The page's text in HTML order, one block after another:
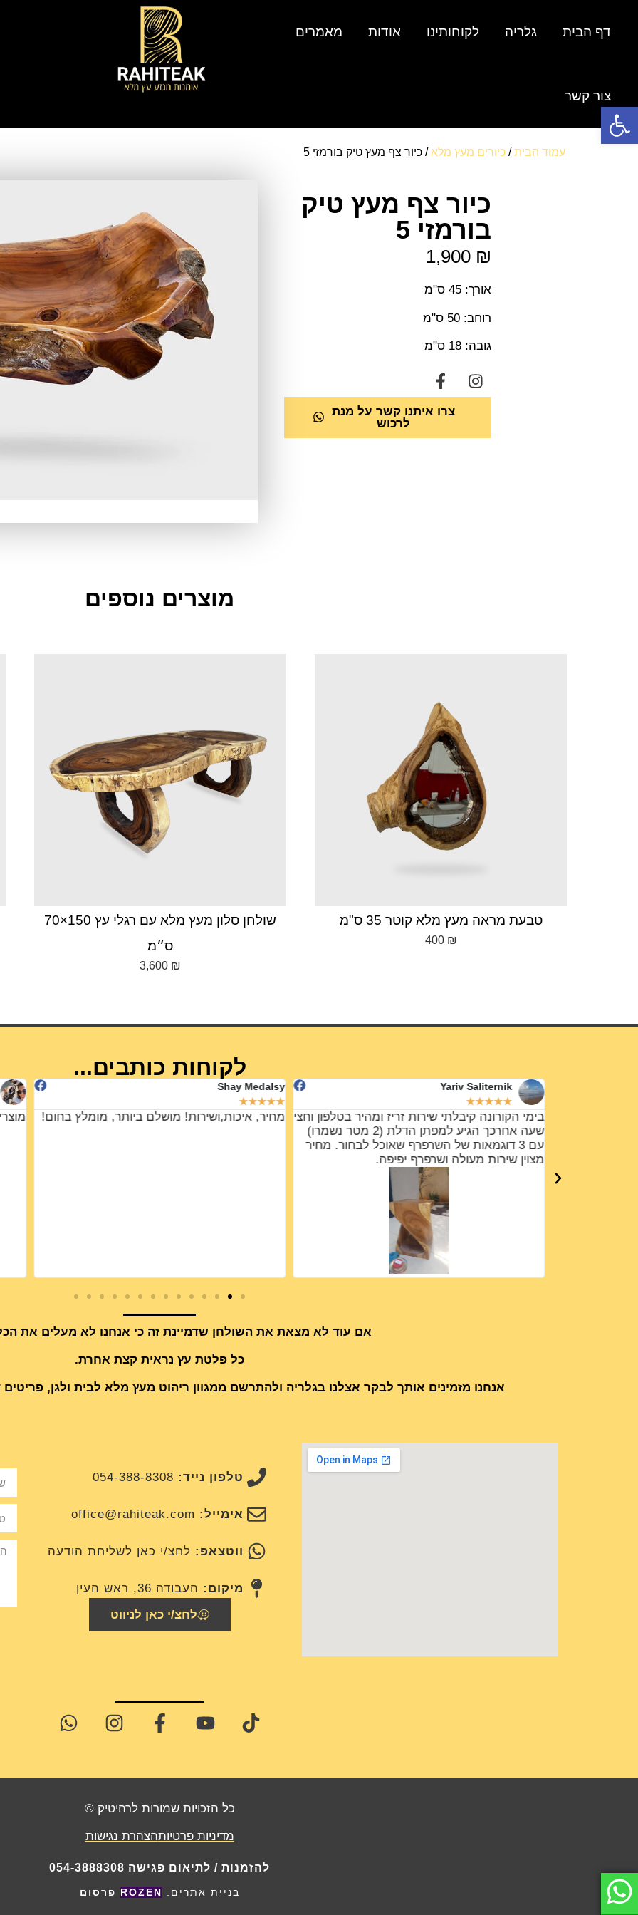
פתח סרגל נגישות
דף הבית גלריה לקוחותינו אודות מאמרים
צור קשר
עמוד הבית/ כיורים מעץ מלא/ כיור צף מעץ טיק בורמזי 5
כיור צף מעץ טיק
בורמזי 5
1,900 ₪
אורך: 45 ס"מ
רוחב: 50 ס"מ
גובה: 18 ס"מ
צרו איתנו קשר על מנת
לרכוש
מוצרים נוספים
טבעת מראה מעץ מלא קוטר 35 ס"מ פלטה מעץ מלא 260×130 ס״מ
לקוחות כותבים...
Yariv Saliternik
★
★
★
★
★
בימי הקורונה קיבלתי שירות זריז ומהיר בטלפון וחצי
שעה אחרכך הגיע למפתן הדלת (2 מטר נשמרו)
עם 3 דוגמאות של השרפרף שאוכל לבחור. מחיר
מצוין שירות מעולה ושרפרף יפיפה.
Shay Medalsy
★
★
★
★
★
מחיר, איכות,ושירות! מושלם ביותר, מומלץ בחום!
אם עוד לא מצאת את השולחן שדמיינת זה כי אנחנו לא מעלים את
כל פלטת עץ נראית קצת אחרת.
אנחנו מזמינים אותך לבקר אצלנו בגלריה ולהתרשם ממגוון ריהוט מעץ מלא לבית ולגן,
טלפון נייד:
אימייל:
ווטצאפ: לחצ/י כאן לשליחת הודעה
מיקום: העבודה 36, ראש העין
לחצ/י כאן לניווט
כל הזכויות שמורות לרהיטיק ©
מדיניות פרטיותהצהרת נגישות
להזמנות / לתיאום פגישה 054-3888308
בניית אתרים: ROZEN פרסום